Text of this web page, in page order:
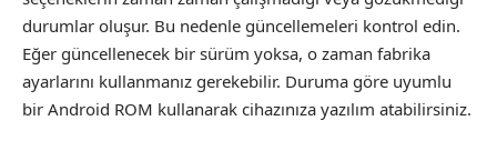
durumlar oluşur. Bu nedenle güncellemeleri kontrol edin.
Eğer güncellenecek bir sürüm yoksa, o zaman fabrika
ayarlarını kullanmanız gerekebilir. Duruma göre uyumlu
bir Android ROM kullanarak cihazınıza yazılım atabilirsiniz.